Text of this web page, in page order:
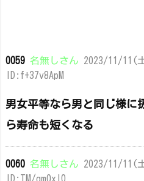
0059 名無しさん 2023/11/11(
ID:f+37v8ApM
男女平等なら男と同じ様に
ら寿命も短くなる
0060 名無しさん 2023/11/11(
ID:TM/qm0xl0